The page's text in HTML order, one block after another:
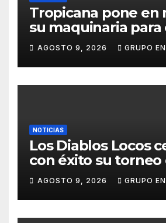
Tropicana pone en
su maquinaria para
Carnaval 2027 con
primeros ensayos
Darias
AGOSTO 9, 2026 GRUPO
NOTICIAS
Los Diablos Locos
con éxito su torneo
durante el verano
AGOSTO 9, 2026 GRUPO